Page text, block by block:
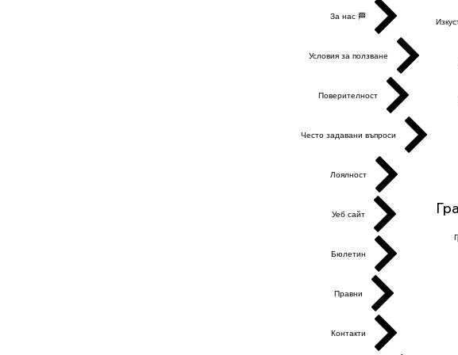
За нас 🏁
Условия за ползване
Поверителност
Често задавани въпроси
Лоялност
Уеб сайт
Бюлетин
Правни
Контакти